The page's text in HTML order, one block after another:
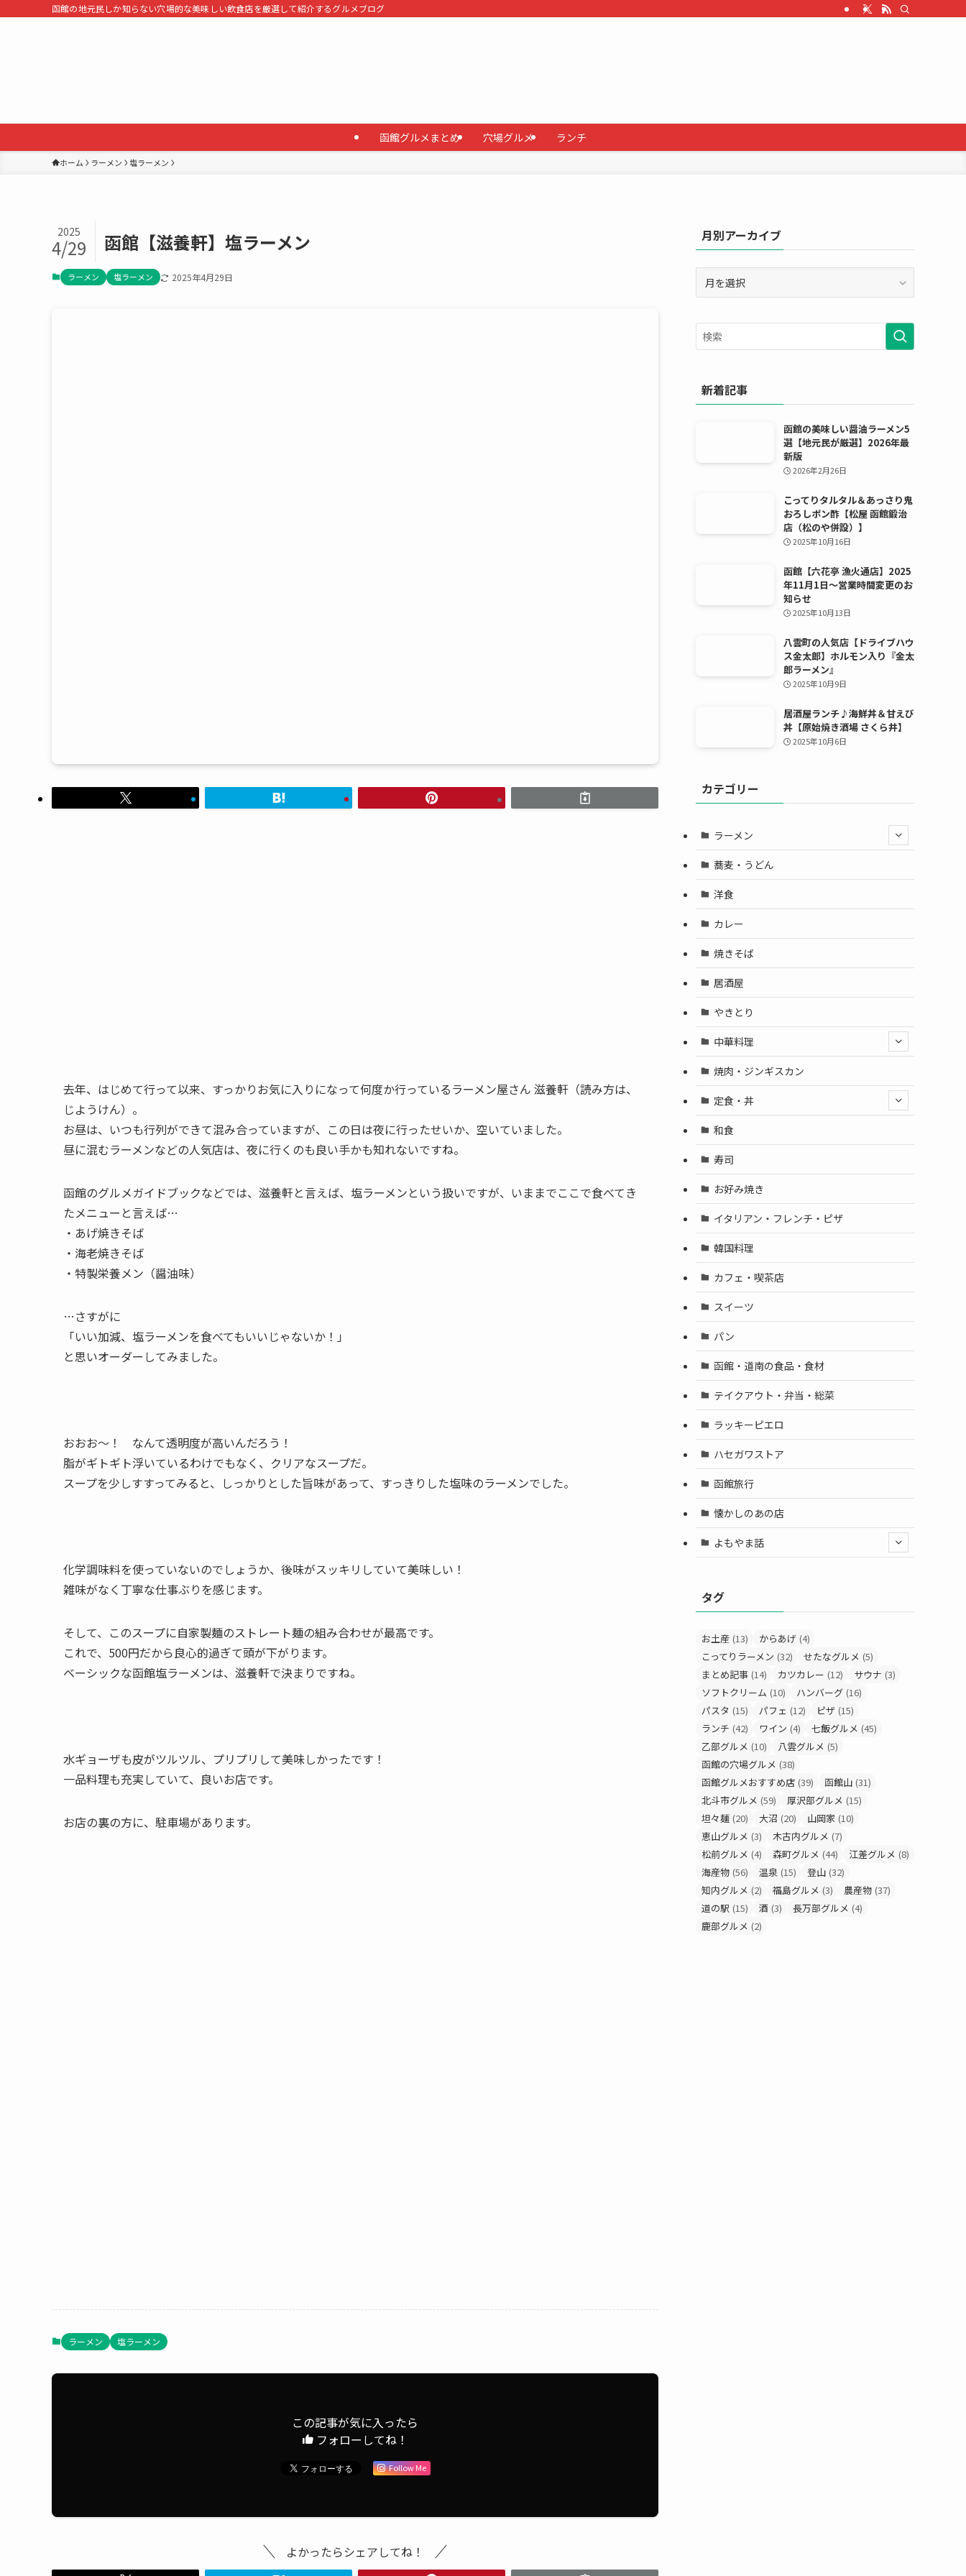
函館の地元民しか知らない穴場的な美味しい飲食店を厳選して紹介するグルメブログ
函館グルメまとめ 穴場グルメ ランチ
ホーム ラーメン 塩ラーメン
函館【滋養軒】塩ラーメン
2025
4/29
ラーメン 塩ラーメン 2025年4月29日
去年、はじめて行って以来、すっかりお気に入りになって何度か行っているラーメン屋さん 滋養軒（読み方は、
じようけん）。
お昼は、いつも行列ができて混み合っていますが、この日は夜に行ったせいか、空いていました。
昼に混むラーメンなどの人気店は、夜に行くのも良い手かも知れないですね。
函館のグルメガイドブックなどでは、滋養軒と言えば、塩ラーメンという扱いですが、いままでここで食べてき
たメニューと言えば…
・あげ焼きそば
・海老焼きそば
・特製栄養メン（醤油味）
…さすがに
「いい加減、塩ラーメンを食べてもいいじゃないか！」
と思いオーダーしてみました。
おおお〜！ なんて透明度が高いんだろう！
脂がギトギト浮いているわけでもなく、クリアなスープだ。
スープを少しすすってみると、しっかりとした旨味があって、すっきりした塩味のラーメンでした。
化学調味料を使っていないのでしょうか、後味がスッキリしていて美味しい！
雑味がなく丁寧な仕事ぶりを感じます。
そして、このスープに自家製麺のストレート麺の組み合わせが最高です。
これで、500円だから良心的過ぎて頭が下がります。
ベーシックな函館塩ラーメンは、滋養軒で決まりですね。
水ギョーザも皮がツルツル、プリプリして美味しかったです！
一品料理も充実していて、良いお店です。
お店の裏の方に、駐車場があります。
ラーメン 塩ラーメン
この記事が気に入ったら
フォローしてね！
Follow Me
よかったらシェアしてね！
月別アーカイブ
ー
カ
イ
新着記事
函館の美味しい醤油ラーメン5
選【地元民が厳選】2026年最
新版
2026年2月26日
こってりタルタル＆あっさり鬼
おろしポン酢【松屋 函館鍛治
店（松のや併設）】
2025年10月16日
函館【六花亭 漁火通店】2025
年11月1日〜営業時間変更のお
知らせ
2025年10月13日
八雲町の人気店【ドライブハウ
ス金太郎】ホルモン入り『金太
郎ラーメン』
2025年10月9日
居酒屋ランチ♪海鮮丼＆甘えび
丼【原始焼き酒場 さくら井】
2025年10月6日
カテゴリー
ラーメン
蕎麦・うどん
洋食
カレー
焼きそば
居酒屋
やきとり
中華料理
焼肉・ジンギスカン
定食・丼
和食
寿司
お好み焼き
イタリアン・フレンチ・ピザ
韓国料理
カフェ・喫茶店
スイーツ
パン
函館・道南の食品・食材
テイクアウト・弁当・総菜
ラッキーピエロ
ハセガワストア
函館旅行
懐かしのあの店
よもやま話
タグ
お土産 (13) からあげ (4)
こってりラーメン (32) せたなグルメ (5)
まとめ記事 (14) カツカレー (12) サウナ (3)
ソフトクリーム (10) ハンバーグ (16)
パスタ (15) パフェ (12) ピザ (15)
ランチ (42) ワイン (4) 七飯グルメ (45)
乙部グルメ (10) 八雲グルメ (5)
函館の穴場グルメ (38)
函館グルメおすすめ店 (39) 函館山 (31)
北斗市グルメ (59) 厚沢部グルメ (15)
坦々麺 (20) 大沼 (20) 山岡家 (10)
恵山グルメ (3) 木古内グルメ (7)
松前グルメ (4) 森町グルメ (44) 江差グルメ (8)
海産物 (56) 温泉 (15) 登山 (32)
知内グルメ (2) 福島グルメ (3) 農産物 (37)
道の駅 (15) 酒 (3) 長万部グルメ (4)
鹿部グルメ (2)